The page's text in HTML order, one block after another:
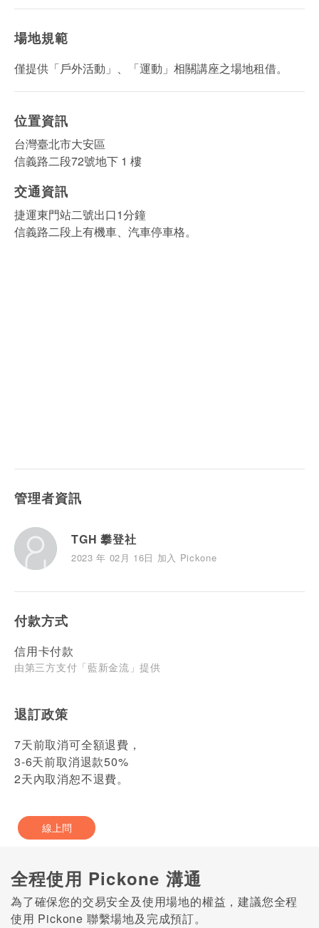
場地規範
僅提供「戶外活動」、「運動」相關講座之場地租借。
位置資訊
台灣臺北市大安區
信義路二段72號地下 1 樓
交通資訊
捷運東門站二號出口1分鐘
信義路二段上有機車、汽車停車格。
管理者資訊
TGH 攀登社
2023 年 02月 16日 加入 Pickone
付款方式
信用卡付款
由第三方支付「藍新金流」提供
退訂政策
7天前取消可全額退費，
3-6天前取消退款50%
2天內取消恕不退費。
線上問
全程使用 Pickone 溝通
為了確保您的交易安全及使用場地的權益，建議您全程
使用 Pickone 聯繫場地及完成預訂。